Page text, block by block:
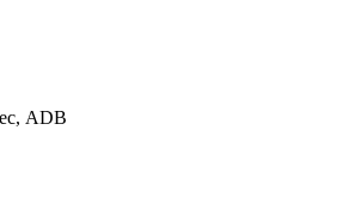
ADB